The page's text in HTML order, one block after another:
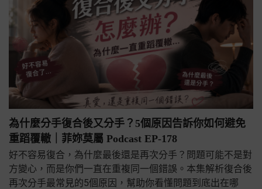
為什麼分手復合後又分手？5個原因告訴你如何避免
重蹈覆轍｜菲妳莫屬 Podcast EP-178
好不容易復合，為什麼最後還是再次分手？問題可能不是對
方變心，而是你們一直在重複同一個錯誤。本集解析復合後
再次分手最常見的5個原因，幫助你看懂問題到底出在哪